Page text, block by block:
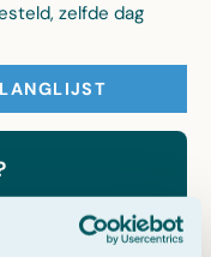
zelfde dag